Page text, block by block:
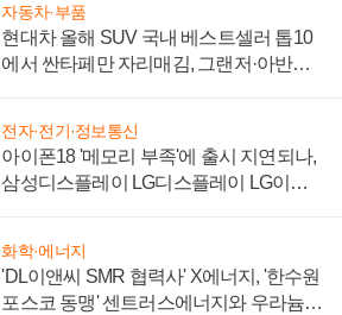
자동차·부품
현대차 올해 SUV 국내 베스트셀러 톱10
에서 싼타페만 자리매김, 그랜저·아반떼
전자·전기·정보통신
아이폰18 '메모리 부족'에 출시 지연되나,
삼성디스플레이 LG디스플레이 LG이노
화학·에너지
'DL이앤씨 SMR 협력사' X에너지, '한수원
포스코 동맹' 센트러스에너지와 우라늄